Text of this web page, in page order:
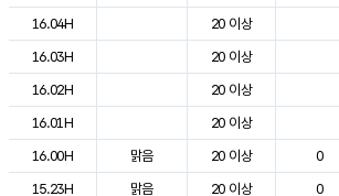
16.04H
20 이상
16.03H
20 이상
16.02H
20 이상
16.01H
20 이상
16.00H
맑음 20 이상 0
15.23H
맑음 20 이상 0